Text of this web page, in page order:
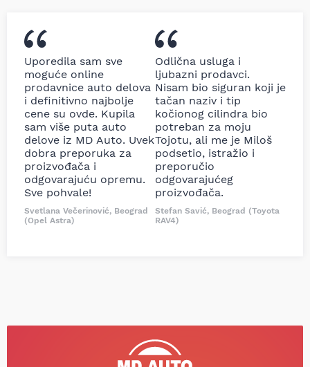
Uporedila sam sve
moguće online
prodavnice auto delova
i definitivno najbolje
cene su ovde. Kupila
sam više puta auto
delove iz MD Auto. Uvek
dobra preporuka za
proizvođača i
odgovarajuću opremu.
Sve pohvale!
Svetlana Večerinović, Beograd
(Opel Astra)
Odlična usluga i
ljubazni prodavci.
Nisam bio siguran koji je
tačan naziv i tip
kočionog cilindra bio
potreban za moju
Tojotu, ali me je Miloš
podsetio, istražio i
preporučio
odgovarajućeg
proizvođača.
Stefan Savić, Beograd (Toyota
RAV4)